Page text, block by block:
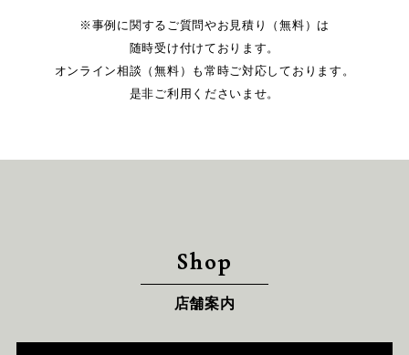
※事例に関するご質問やお見積り（無料）は
随時受け付けております。
オンライン相談（無料）も常時ご対応しております。
是非ご利用くださいませ。
Shop
店舗案内